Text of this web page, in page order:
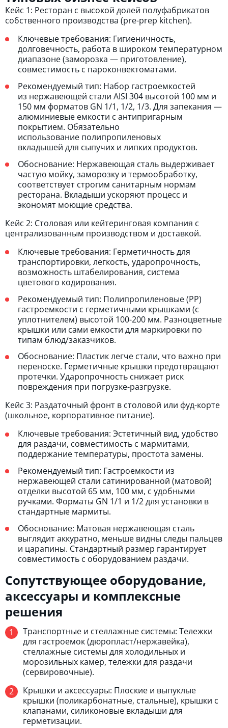
Кейс 1: Ресторан с высокой долей полуфабрикатов
собственного производства (pre-prep kitchen).
Ключевые требования: Гигиеничность,
долговечность, работа в широком температурном
диапазоне (заморозка — приготовление),
совместимость с пароконвектоматами.
Рекомендуемый тип: Набор гастроемкостей
из нержавеющей стали AISI 304 высотой 100 мм и
150 мм форматов GN 1/1, 1/2, 1/3. Для запекания —
алюминиевые емкости с антипригарным
покрытием. Обязательно
использование полипропиленовых
вкладышей для сыпучих и липких продуктов.
Обоснование: Нержавеющая сталь выдерживает
частую мойку, заморозку и термообработку,
соответствует строгим санитарным нормам
ресторана. Вкладыши ускоряют процесс и
экономят моющие средства.
Кейс 2: Столовая или кейтеринговая компания с
централизованным производством и доставкой.
Ключевые требования: Герметичность для
транспортировки, легкость, ударопрочность,
возможность штабелирования, система
цветового кодирования.
Рекомендуемый тип: Полипропиленовые (PP)
гастроемкости с герметичными крышками (с
уплотнителем) высотой 100-200 мм. Разноцветные
крышки или сами емкости для маркировки по
типам блюд/заказчиков.
Обоснование: Пластик легче стали, что важно при
переноске. Герметичные крышки предотвращают
протечки. Ударопрочность снижает риск
повреждения при погрузке-разгрузке.
Кейс 3: Раздаточный фронт в столовой или фуд-корте
(школьное, корпоративное питание).
Ключевые требования: Эстетичный вид, удобство
для раздачи, совместимость с мармитами,
поддержание температуры, простота замены.
Рекомендуемый тип: Гастроемкости из
нержавеющей стали сатинированной (матовой)
отделки высотой 65 мм, 100 мм, с удобными
ручками. Форматы GN 1/1 и 1/2 для установки в
стандартные мармиты.
Обоснование: Матовая нержавеющая сталь
выглядит аккуратно, меньше видны следы пальцев
и царапины. Стандартный размер гарантирует
совместимость с оборудованием раздачи.
Сопутствующее оборудование,
аксессуары и комплексные
решения
Транспортные и стеллажные системы: Тележки
для гастроемок (дюропласт/нержавейка),
стеллажные системы для холодильных и
морозильных камер, тележки для раздачи
(сервировочные).
Крышки и аксессуары: Плоские и выпуклые
крышки (поликарбонатные, стальные), крышки с
клапанами, силиконовые вкладыши для
герметизации.